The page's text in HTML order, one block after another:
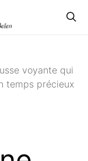
voyante qui
temps précieux